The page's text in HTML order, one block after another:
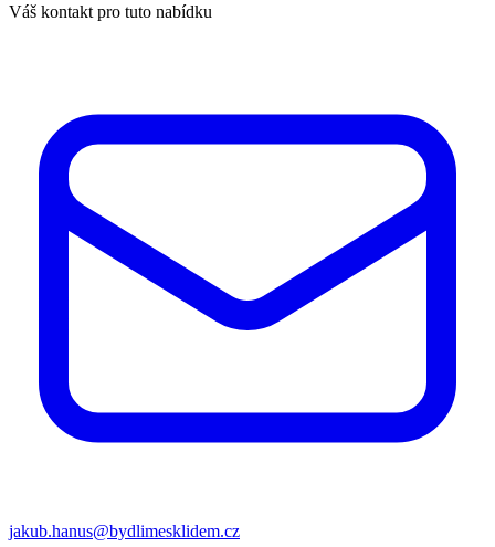
Váš kontakt pro tuto nabídku
jakub.hanus@bydlimesklidem.cz